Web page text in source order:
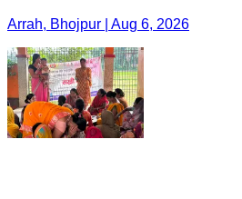
Arrah, Bhojpur | Aug 6, 2026